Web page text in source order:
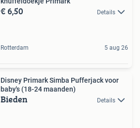
€ 6,50 Details
Rotterdam 5 aug 26
Disney Primark Simba Pufferjack voor
baby's (18-24 maanden)
Bieden Details